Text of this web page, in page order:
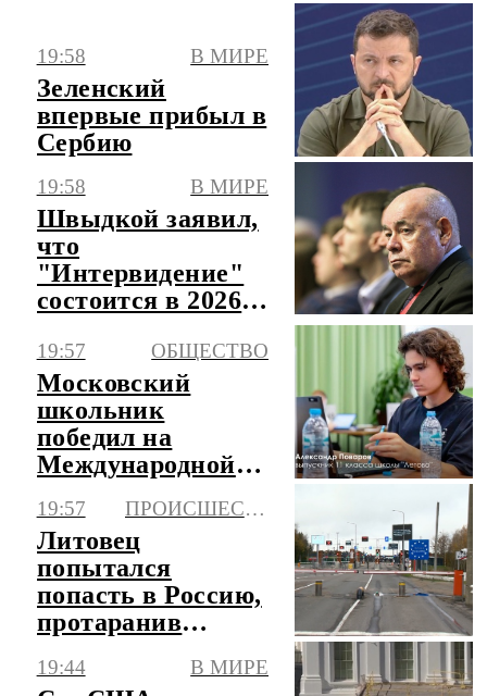
19:58 В МИРЕ
Зеленский
впервые прибыл в
Сербию
19:58 В МИРЕ
Швыдкой заявил,
что
"Интервидение"
состоится в 2026
19:57 ОБЩЕСТВО
Московский
школьник
победил на
Международной
в Казахстане
19:57 ПРОИСШЕСТВИЯ
Литовец
попытался
попасть в Россию,
протаранив
КПП
19:44 В МИРЕ